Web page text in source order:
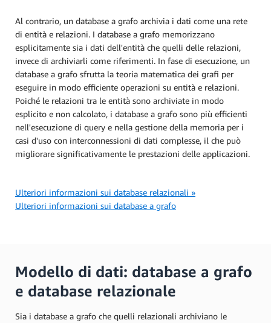
Al contrario, un database a grafo archivia i dati come una rete
di entità e relazioni. I database a grafo memorizzano
esplicitamente sia i dati dell'entità che quelli delle relazioni,
invece di archiviarli come riferimenti. In fase di esecuzione, un
database a grafo sfrutta la teoria matematica dei grafi per
eseguire in modo efficiente operazioni su entità e relazioni.
Poiché le relazioni tra le entità sono archiviate in modo
esplicito e non calcolato, i database a grafo sono più efficienti
nell'esecuzione di query e nella gestione della memoria per i
casi d'uso con interconnessioni di dati complesse, il che può
migliorare significativamente le prestazioni delle applicazioni.
Ulteriori informazioni sui database relazionali »
Ulteriori informazioni sui database a grafo
Modello di dati: database a grafo
e database relazionale
Sia i database a grafo che quelli relazionali archiviano le